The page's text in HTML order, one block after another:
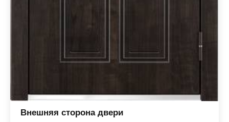
Внешняя сторона двери